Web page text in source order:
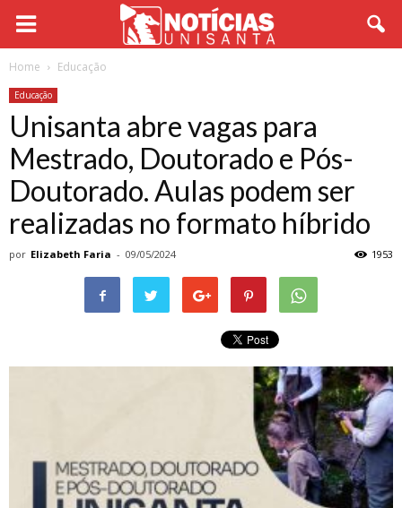
Home Educação
Educação
Unisanta abre vagas para
Mestrado, Doutorado e Pós-
Doutorado. Aulas podem ser
realizadas no formato híbrido
por Elizabeth Faria - 09/05/2024 1953